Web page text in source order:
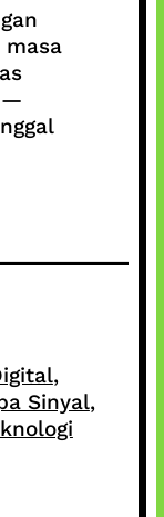
masa
,
Sinyal ,